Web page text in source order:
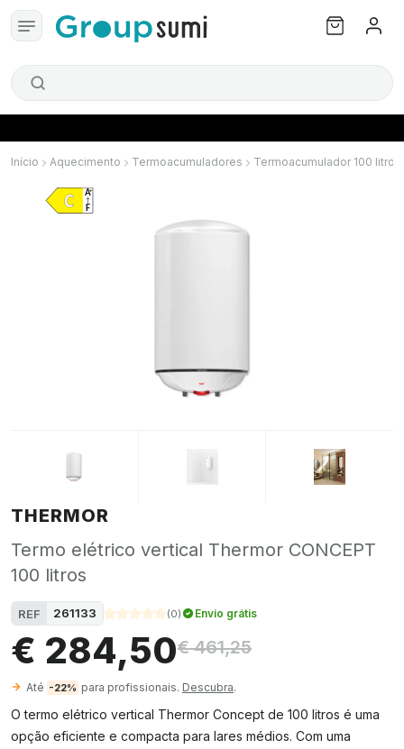
Início Aquecimento Termoacumuladores Termoacumulador 100 litros
THERMOR
Termo elétrico vertical Thermor CONCEPT
100 litros
REF 261133 (0) Envio grátis
€ 284,50€ 461,25
Até -22% para profissionais. Descubra.
O termo elétrico vertical Thermor Concept de 100 litros é uma
opção eficiente e compacta para lares médios. Com uma